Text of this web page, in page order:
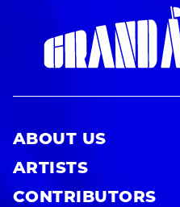
ABOUT US
ARTISTS
CONTRIBUTORS